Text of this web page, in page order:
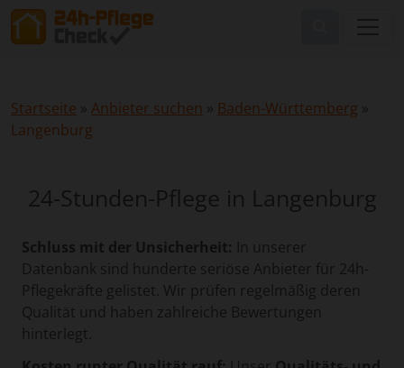
Startseite » Anbieter suchen » Baden-Württemberg »
Langenburg
24-Stunden-Pflege in Langenburg
Schluss mit der Unsicherheit: In unserer
Datenbank sind hunderte seriöse Anbieter für 24h-
Pflegekräfte gelistet. Wir prüfen regelmäßig deren
Qualität und haben zahlreiche Bewertungen
hinterlegt.